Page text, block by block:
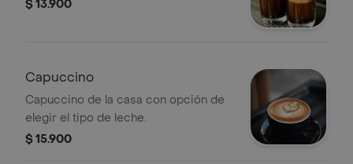
$ 13.900
Capuccino
Capuccino de la casa con opción de
elegir el tipo de leche.
$ 15.900